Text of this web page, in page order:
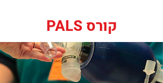
קורס PALS